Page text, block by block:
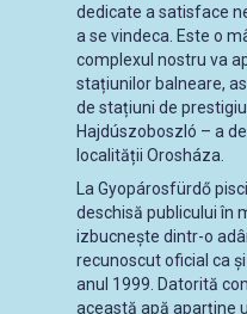
dedicate a satisface
a se vindeca. Este o
complexul nostru va
stațiunilor balneare,
de stațiuni de
Hajdúszoboszló – a
localității Orosháza.
La Gyopárosfürdő
deschisă publicului în
izbucnește dintr-o
recunoscut oficial ca
anul 1999. Datorită
această apă aparține